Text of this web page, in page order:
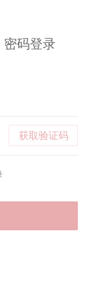
密码登录
获取验证码